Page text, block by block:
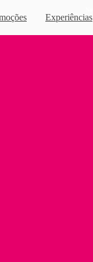
Experiências